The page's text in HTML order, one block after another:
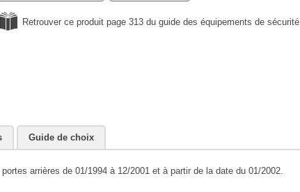
Retrouver ce produit page 313 du guide des équipements de sécurité
Guide de choix
arrières de 01/1994 à 12/2001 et à partir de la date du 01/2002.